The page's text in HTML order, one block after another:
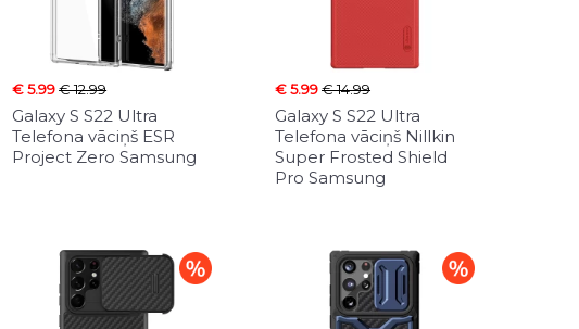
€ 5.99€ 12.99
Galaxy S S22 Ultra
Telefona vāciņš ESR
Project Zero Samsung
€ 5.99€ 14.99
Galaxy S S22 Ultra
Telefona vāciņš Nillkin
Super Frosted Shield
Pro Samsung